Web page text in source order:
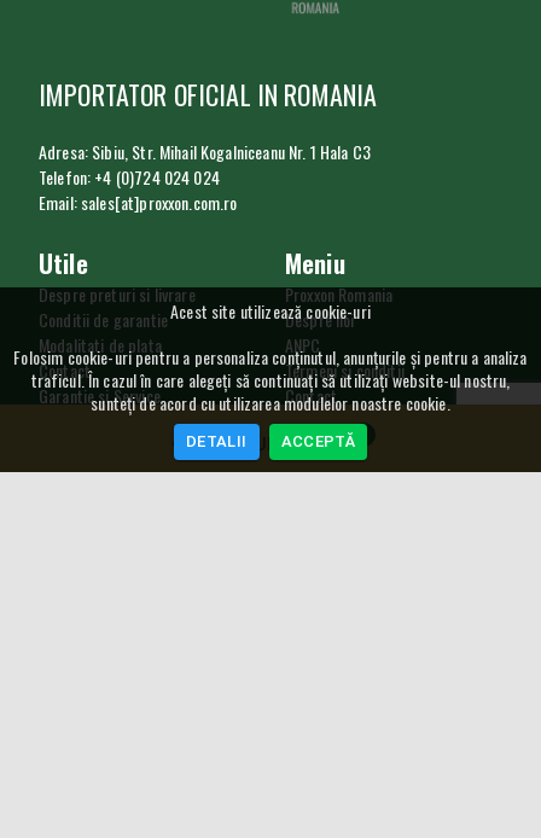
COȘ CUMPĂRĂTURI 0
IMPORTATOR OFICIAL IN ROMANIA
Adresa: Sibiu, Str. Mihail Kogalniceanu Nr. 1 Hala C3
Telefon: +4 (0)724 024 024
Email: sales[at]proxxon.com.ro
Meniu
Proxxon Romania
Despre noi
ANPC
Termeni si conditii
Contact
Utilizare cookie
GDPR
SAL
Utile
Despre preturi si livrare
Conditii de garantie
Modalitati de plata
Contact
Garantie si Service
Procedura de retur
Curs Valutar
Acest site utilizează cookie-uri
Folosim cookie-uri pentru a personaliza conținutul, anunțurile și pentru a analiza
traficul. În cazul în care alegeți să continuați să utilizați website-ul nostru,
sunteți de acord cu utilizarea modulelor noastre cookie.
DETALII ACCEPTĂ